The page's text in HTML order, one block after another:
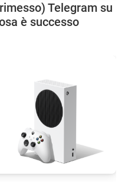
Telegram su
è successo